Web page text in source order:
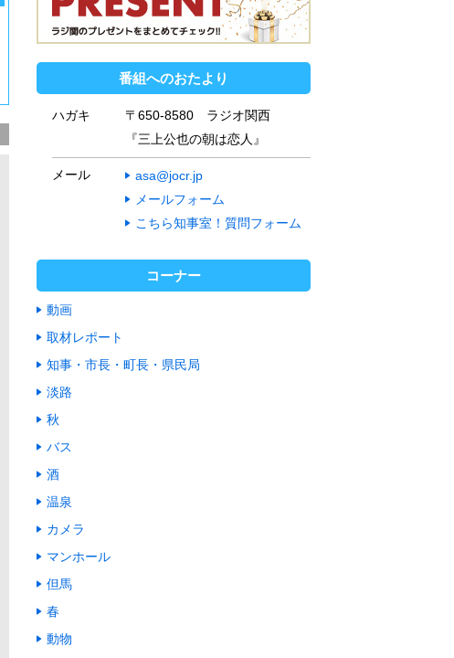
番組へのおたより
ハガキ
〒650-8580 ラジオ関西
『三上公也の朝は恋人』
メール
asa@jocr.jp
メールフォーム
こちら知事室！質問フォーム
コーナー
動画
取材レポート
知事・市長・町長・県民局
淡路
秋
バス
酒
温泉
カメラ
マンホール
但馬
春
動物